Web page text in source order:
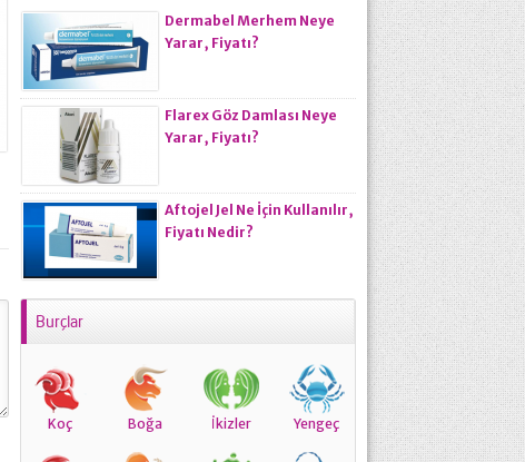
Dermabel Merhem Neye
Yarar, Fiyatı?
Flarex Göz Damlası Neye
Yarar, Fiyatı?
Aftojel Jel Ne İçin Kullanılır,
Fiyatı Nedir?
Burçlar
Koç Boğa İkizler Yengeç